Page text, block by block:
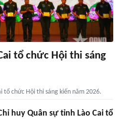
tổ chức Hội thi sáng
tổ chức Hội thi sáng kiến năm 2026.
huy Quân sự tỉnh Lào Cai tổ